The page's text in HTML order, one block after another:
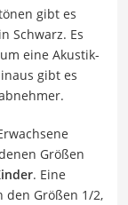
gibt es
Schwarz. Es
eine Akustik-
gibt es
Größen
. Eine
den Größen 1/2,